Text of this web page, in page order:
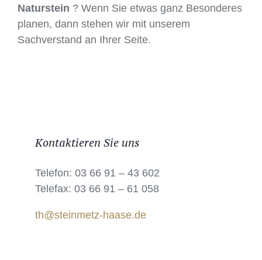
Naturstein ? Wenn Sie etwas ganz Besonderes
planen, dann stehen wir mit unserem
Sachverstand an Ihrer Seite.
Kontaktieren Sie uns
Telefon: 03 66 91 – 43 602
Telefax: 03 66 91 – 61 058
th@steinmetz-haase.de